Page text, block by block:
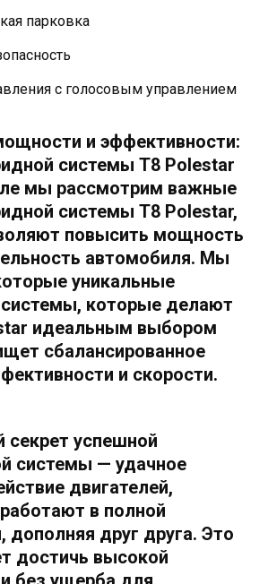
парковка
с голосовым управлением
и эффективности:
системы T8 Polestar
мы рассмотрим важные
системы T8 Polestar,
повысить мощность
автомобиля. Мы
уникальные
которые делают
идеальным выбором
сбалансированное
и скорости.
секрет успешной
системы — удачное
двигателей,
в полной
дополняя друг друга. Это
достичь высокой